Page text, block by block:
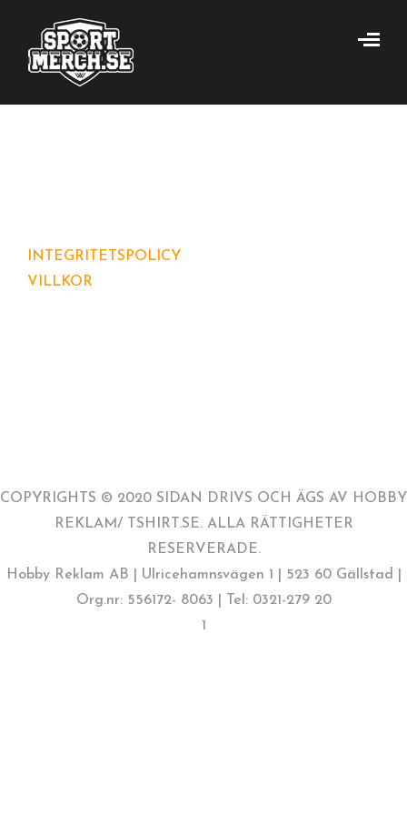
INTEGRITETSPOLICY
VILLKOR
COPYRIGHTS © 2020 SIDAN DRIVS OCH ÄGS AV HOBBY
REKLAM/ TSHIRT.SE. ALLA RÄTTIGHETER
RESERVERADE.
Hobby Reklam AB | Ulricehamnsvägen 1 | 523 60 Gällstad |
Org.nr: 556172- 8063 | Tel: 0321-279 20
1